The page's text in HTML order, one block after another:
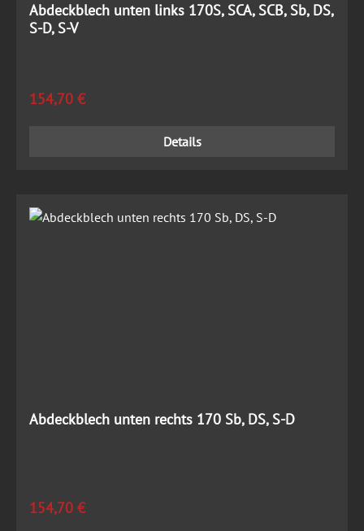
Abdeckblech unten links 170S, SCA, SCB, Sb, DS,
S-D, S-V
Regulärer Preis:
154,70 €
Details
Abdeckblech unten rechts 170 Sb, DS, S-D
Regulärer Preis:
154,70 €